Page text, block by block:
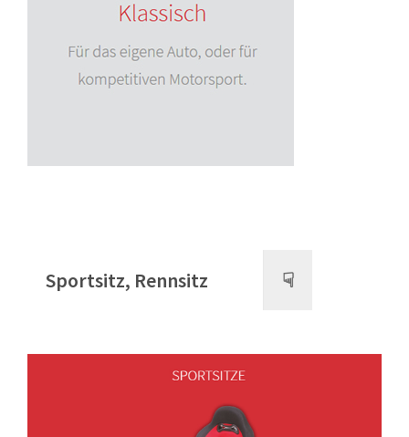
Sportsitz, Rennsitz ☟